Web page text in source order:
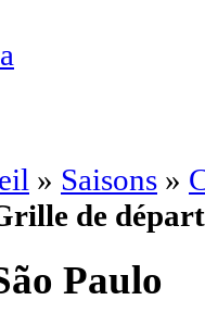
» Saisons »
de
Paulo